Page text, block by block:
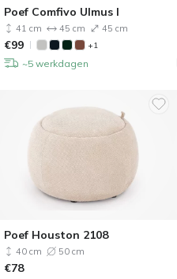
Poef Comfivo Ulmus I
41 cm 45 cm 45 cm
€99 +1
~5 werkdagen
Poef Houston 2108
40 cm 50 cm
€78